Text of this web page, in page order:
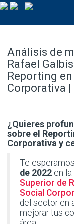
Análisis de
Rafael
Reporting
Corporativa |
¿Quieres
sobre el
Corporativa y
Te esperamos
de 2022 en la
Superior de
Social
del sector en
mejorar tus